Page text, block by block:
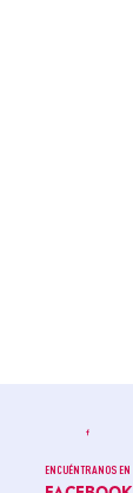
ENCUÉNTRANOS EN